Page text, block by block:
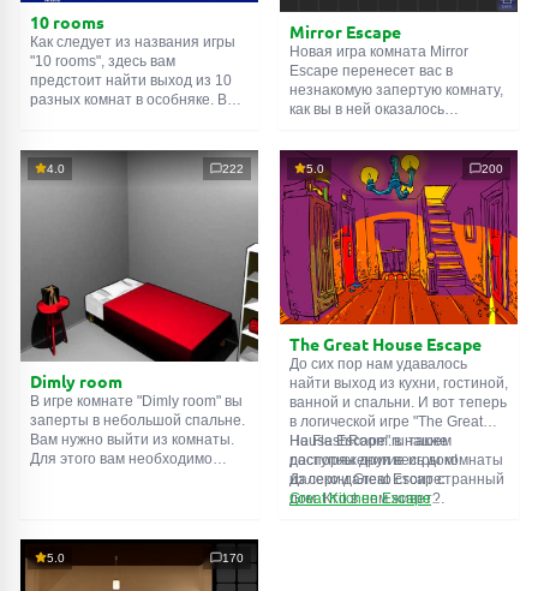
10 rooms
Как следует из названия игры
"10 rooms", здесь вам
предстоит найти выход из 10
разных комнат в особняке. В
их, чтобы выйти. Выход из
одной комнаты является
Mirror Escape
Новая игра комната Mirror
Escape перенесет вас в
незнакомую запертую комнату,
как вы в ней оказалось
смекалки попробуйте решить
все, приготовленные авторами
для вас, головоломки и найти
выход на свободу.
Внимательно осмотрите
помещение, возможно вы
сможете найти какие-нибудь
подсказки. Желаем удачи!
4.0 222
Dimly room
В игре комнате "Dimly room" вы
заперты в небольшой спальне.
Вам нужно выйти из комнаты.
Для этого вам необходимо
5.0 200
The Great House Escape
До сих пор нам удавалось
найти выход из кухни, гостиной,
ванной и спальни. И вот теперь
в логической игре "The Great
House Escape" в нашем
распоряжении весь дом!
Далеко-далеко стоит странный
дом. Кто в нем живет?
На FlashRoom.ru также
доступны другие игры комнаты
из серии Great Escape:
Great Kitchen Escape
5.0 170